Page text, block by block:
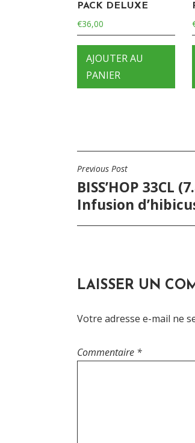
PACK DELUXE
€36,00
AJOUTER AU
PANIER
NAVIGATION
DE
Previous Post
BISS’HOP 33CL
Infusion
LAISSER UN
Votre adresse e-mail ne
Commentaire *